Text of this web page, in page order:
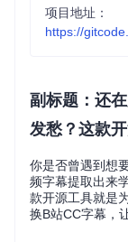
项目地址：
https://
副标题：还
发愁？这款
你是否曾遇到想
频字幕提取出来
款开源工具就是
换B站CC字幕，